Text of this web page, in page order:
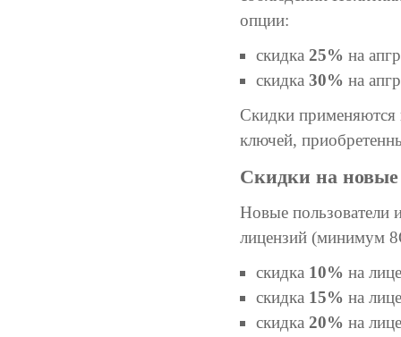
опции:
скидка 25% на
скидка 30% на
Скидки применяются
ключей,
Скидки на
Новые пользователи
лицензий (минимум
скидка 10% на
скидка 15% на
скидка 20% на